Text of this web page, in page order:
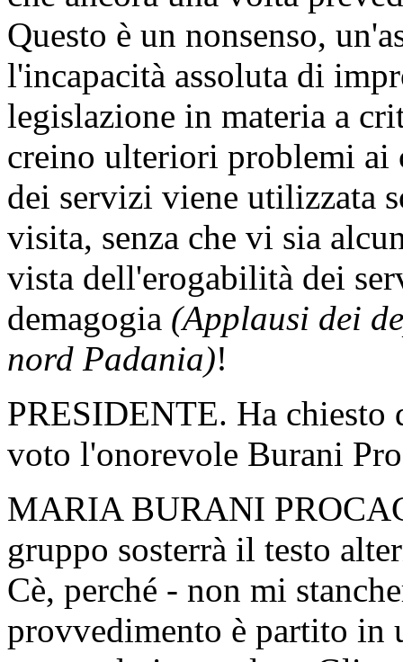
Questo è un nonsenso,
l'incapacità assoluta di
legislazione in materia a
creino ulteriori problemi
dei servizi viene utilizzata
visita, senza che vi sia
vista dell'erogabilità dei
demagogia (Applausi dei
nord Padania)!
PRESIDENTE. Ha chiesto
voto l'onorevole Burani
MARIA BURANI
gruppo sosterrà il testo
Cè, perché - non mi
provvedimento è partito in